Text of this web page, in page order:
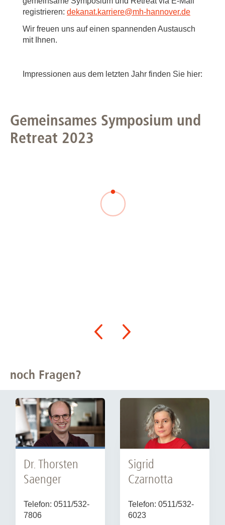
registrieren: dekanat.karriere@mh-hannover.de
Wir freuen uns auf einen spannenden Austausch
mit Ihnen.
Impressionen aus dem letzten Jahr finden Sie hier:
Gemeinsames Symposium und
Retreat 2023
noch Fragen?
Dr. Thorsten
Saenger
Telefon: 0511/532-
7806
Sigrid
Czarnotta
Telefon: 0511/532-
6023